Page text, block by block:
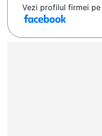
Vezi profilul firmei pe